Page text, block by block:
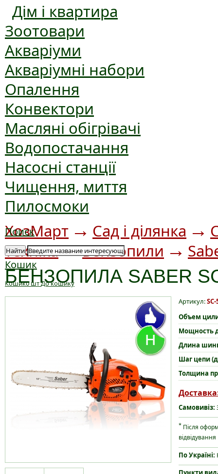
Дім і квартира
Зоотовари
Акваріуми
Акваріумні набори
Опалення
Конвектори
Масляні обігрівачі
Водопостачання
Насосні станції
Чищення, миття
Пилосмоки
Поиск
Найти
Кошик
Кошик0штДо кошику
ХозМарт → Сад і ділянка →
техніка→Бензопили →
БЕНЗОПИЛА SABER
Артикул:SC-
Объем
Мощность
Длина
Шаг цепи
Толщина
Самовивіз:
* Після
По Україні: